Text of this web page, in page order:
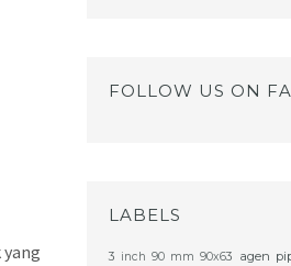
FOLLOW US ON
LABELS
3 inch 90 mm 90x63 agen